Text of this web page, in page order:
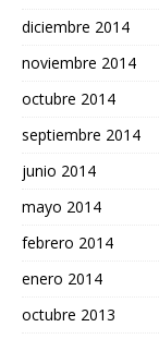
diciembre 2014
noviembre 2014
octubre 2014
septiembre 2014
junio 2014
mayo 2014
febrero 2014
enero 2014
octubre 2013